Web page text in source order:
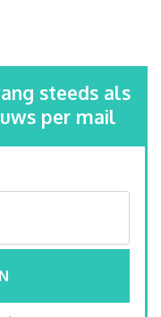
steeds als
per mail